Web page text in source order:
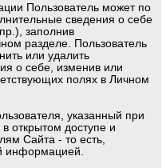
Пользователь может по
сведения о себе
заполнив
разделе. Пользователь
или удалить
о себе, изменив или
полях в Личном
указанный при
в открытом доступе и
Сайта - то есть,
информацией.